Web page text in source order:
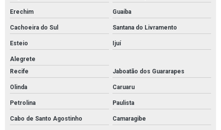
Erechim Guaíba
Cachoeira do Sul Santana do Livramento
Esteio Ijuí
Alegrete
Recife
Jaboatão dos Guararapes
Olinda Caruaru
Petrolina Paulista
Cabo de Santo Agostinho Camaragibe